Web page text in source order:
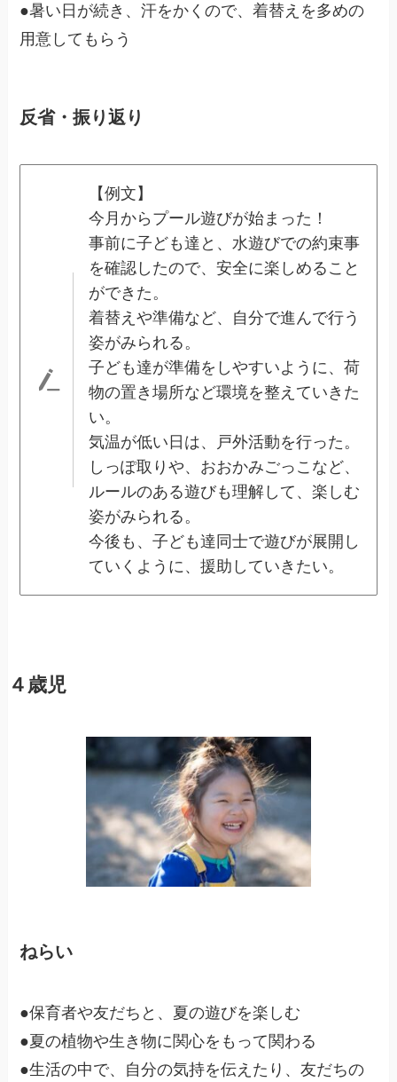
●暑い日が続き、汗をかくので、着替えを多めの
用意してもらう
反省・振り返り
【例文】
今月からプール遊びが始まった！
事前に子ども達と、水遊びでの約束事
を確認したので、安全に楽しめること
ができた。
着替えや準備など、自分で進んで行う
姿がみられる。
子ども達が準備をしやすいように、荷
物の置き場所など環境を整えていきた
い。
気温が低い日は、戸外活動を行った。
しっぽ取りや、おおかみごっこなど、
ルールのある遊びも理解して、楽しむ
姿がみられる。
今後も、子ども達同士で遊びが展開し
ていくように、援助していきたい。
４歳児
ねらい
●保育者や友だちと、夏の遊びを楽しむ
●夏の植物や生き物に関心をもって関わる
●生活の中で、自分の気持を伝えたり、友だちの